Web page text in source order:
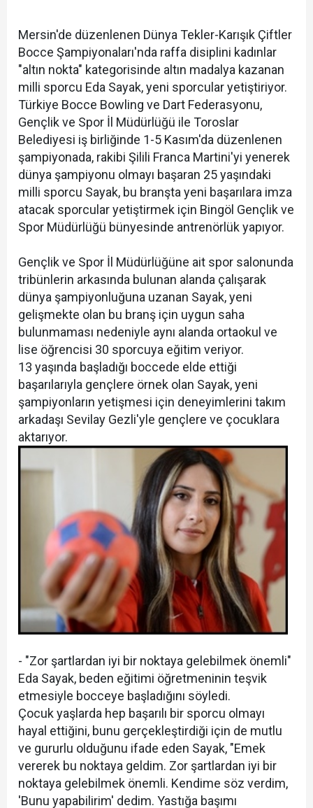
Mersin'de düzenlenen Dünya Tekler-Karışık Çiftler
Bocce Şampiyonaları'nda raffa disiplini kadınlar
"altın nokta" kategorisinde altın madalya kazanan
milli sporcu Eda Sayak, yeni sporcular yetiştiriyor.
Türkiye Bocce Bowling ve Dart Federasyonu,
Gençlik ve Spor İl Müdürlüğü ile Toroslar
Belediyesi iş birliğinde 1-5 Kasım'da düzenlenen
şampiyonada, rakibi Şilili Franca Martini'yi yenerek
dünya şampiyonu olmayı başaran 25 yaşındaki
milli sporcu Sayak, bu branşta yeni başarılara imza
atacak sporcular yetiştirmek için Bingöl Gençlik ve
Spor Müdürlüğü bünyesinde antrenörlük yapıyor.
Gençlik ve Spor İl Müdürlüğüne ait spor salonunda
tribünlerin arkasında bulunan alanda çalışarak
dünya şampiyonluğuna uzanan Sayak, yeni
gelişmekte olan bu branş için uygun saha
bulunmaması nedeniyle aynı alanda ortaokul ve
lise öğrencisi 30 sporcuya eğitim veriyor.
13 yaşında başladığı boccede elde ettiği
başarılarıyla gençlere örnek olan Sayak, yeni
şampiyonların yetişmesi için deneyimlerini takım
arkadaşı Sevilay Gezli'yle gençlere ve çocuklara
aktarıyor.
- "Zor şartlardan iyi bir noktaya gelebilmek önemli"
Eda Sayak, beden eğitimi öğretmeninin teşvik
etmesiyle bocceye başladığını söyledi.
Çocuk yaşlarda hep başarılı bir sporcu olmayı
hayal ettiğini, bunu gerçekleştirdiği için de mutlu
ve gururlu olduğunu ifade eden Sayak, "Emek
vererek bu noktaya geldim. Zor şartlardan iyi bir
noktaya gelebilmek önemli. Kendime söz verdim,
'Bunu yapabilirim' dedim. Yastığa başımı